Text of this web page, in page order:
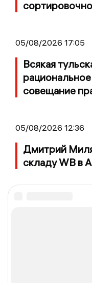
05/08/2026 17:05
Всякая
совещание
05/08/2026 12:36
Дмитрий
складу WB в